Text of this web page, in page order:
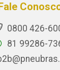
0800 426-
81 99286-